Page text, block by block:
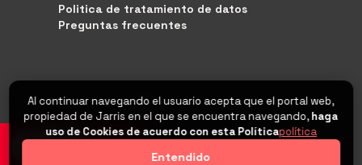
Politica de tratamiento de datos
Preguntas frecuentes
Al continuar navegando el usuario acepta que el portal web,
propiedad de Jarris en el que se encuentra navegando,haga
uso de Cookies de acuerdo con esta Políticapolítica
Entendido